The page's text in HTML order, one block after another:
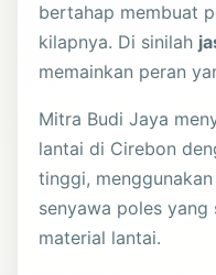
bertahap membuat
kilapnya. Di sinilah
memainkan peran
Mitra Budi Jaya
lantai di Cirebon
tinggi,
senyawa poles yang
material lantai.